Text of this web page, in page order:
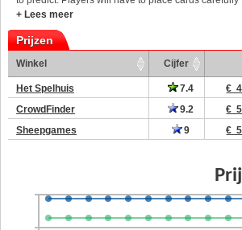
+ Lees meer
Prijzen
Winkel Cijfer
Het Spelhuis 7.4 €
CrowdFinder
9.2 €
Sheepgames
9 €